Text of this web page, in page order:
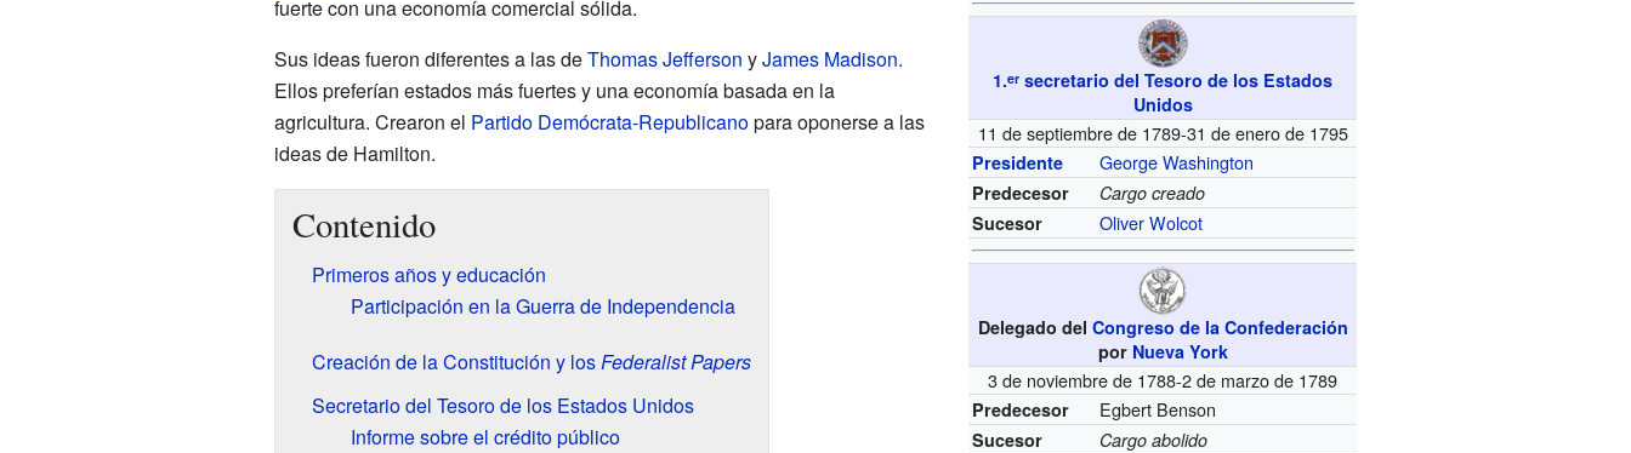
1.er secretario del Tesoro de los Estados
Unidos
11 de septiembre de 1789-31 de enero de 1795
Presidente George Washington
Predecesor
Cargo creado
Sucesor
Oliver Wolcot
Delegado del Congreso de la Confederación
por Nueva York
3 de noviembre de 1788-2 de marzo de 1789
Predecesor Egbert Benson
Sucesor Cargo abolido
fuerte con una economía comercial sólida.
Sus ideas fueron diferentes a las deThomas Jefferson yJames Madison.
Ellos preferían estados más fuertes y una economía basada en la
agricultura. Crearon el Partido Demócrata-Republicanopara oponerse a las
ideas de Hamilton.
Contenido
Primeros años y educación
Participación en la Guerra de Independencia
Creación de la Constitución y losFederalist Papers
Secretario del Tesoro de los Estados Unidos
Informe sobre el crédito público